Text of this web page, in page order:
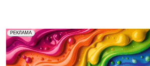
РЕКЛАМА
Реклама. Рекламодатель ООО "Передовые Системы
Печати" erid: 2SDnjd2d4Qz